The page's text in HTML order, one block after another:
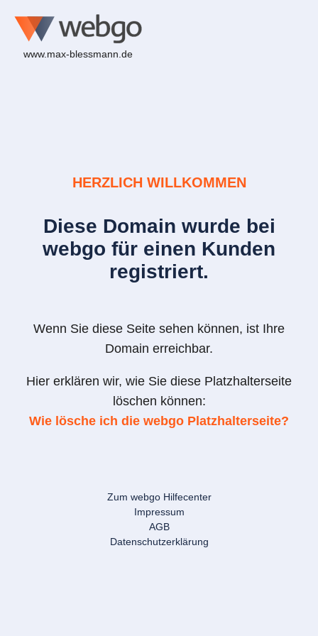
www.max-blessmann.de
HERZLICH WILLKOMMEN
Diese Domain wurde bei
webgo für einen Kunden
registriert.
Wenn Sie diese Seite sehen können, ist Ihre
Domain erreichbar.
Hier erklären wir, wie Sie diese Platzhalterseite
löschen können:
Wie lösche ich die webgo Platzhalterseite?
Zum webgo Hilfecenter
Impressum
AGB
Datenschutzerklärung